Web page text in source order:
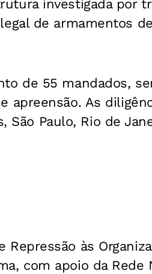
investigada por
de armamentos
de 55 mandados,
apreensão. As
São Paulo, Rio de
Repressão às
com apoio da Rede